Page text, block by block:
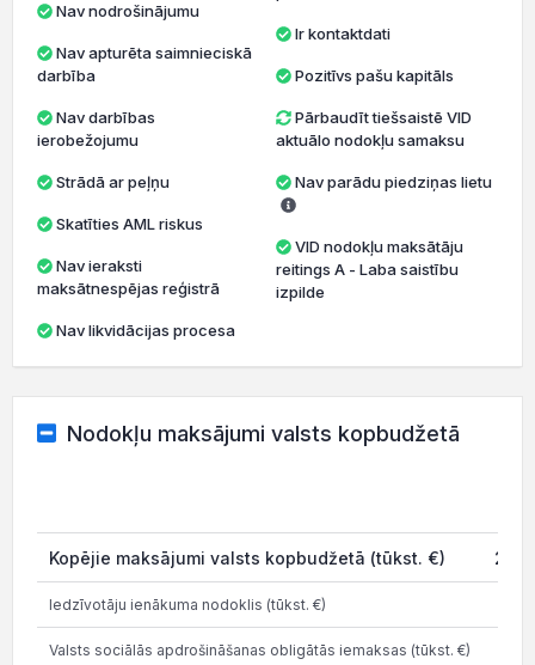
Nav nodrošinājumu
darbība
ierobežojumu
Strādā ar peļņu
Skatīties AML riskus
maksātnespējas reģistrā
Nav likvidācijas procesa
Ir kontaktdati
Pozitīvs pašu kapitāls
Pārbaudīt tiešsaistē VID
aktuālo nodokļu samaksu
Nav parādu piedziņas lietu
VID nodokļu maksātāju
reitings A - Laba saistību
izpilde
Nodokļu maksājumi valsts kopbudžetā
Kopējie maksājumi valsts kopbudžetā (tūkst. €)
Iedzīvotāju ienākuma nodoklis (tūkst. €)
Valsts sociālās apdrošināšanas obligātās iemaksas (tūkst. €)